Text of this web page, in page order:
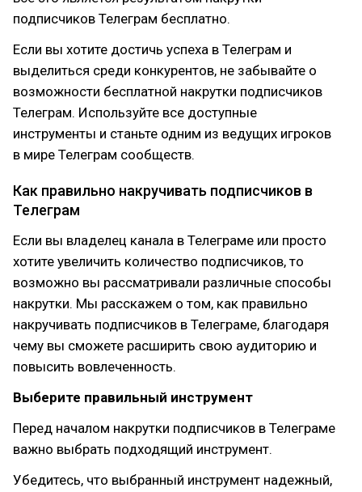
подписчиков Телеграм бесплатно.
Если вы хотите достичь успеха в Телеграм и
выделиться среди конкурентов, не забывайте о
возможности бесплатной накрутки подписчиков
Телеграм. Используйте все доступные
инструменты и станьте одним из ведущих игроков
в мире Телеграм сообществ.
Как правильно накручивать подписчиков в
Телеграм
Если вы владелец канала в Телеграме или просто
хотите увеличить количество подписчиков, то
возможно вы рассматривали различные способы
накрутки. Мы расскажем о том, как правильно
накручивать подписчиков в Телеграме, благодаря
чему вы сможете расширить свою аудиторию и
повысить вовлеченность.
Выберите правильный инструмент
Перед началом накрутки подписчиков в Телеграме
важно выбрать подходящий инструмент.
Убедитесь, что выбранный инструмент надежный,